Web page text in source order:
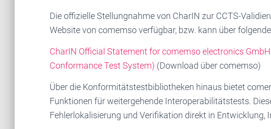
Die offizielle Stellungnahme von CharIN zur CCTS-
Website von comemso verfügbar, bzw. kann über
CharIN Official Statement for comemso electronics
Conformance Test System) (Download über comemso)
Über die Konformitätstestbibliotheken hinaus bietet
Funktionen für weitergehende Interoperabilitätstests.
Fehlerlokalisierung und Verifikation direkt in Entwicklung,